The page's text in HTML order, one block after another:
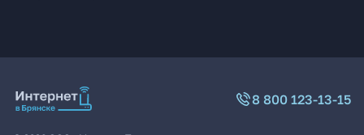
8 800 123-13-15